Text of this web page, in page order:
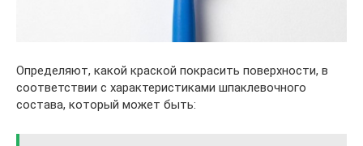
Определяют, какой краской покрасить поверхности, в
соответствии с характеристиками шпаклевочного
состава, который может быть: